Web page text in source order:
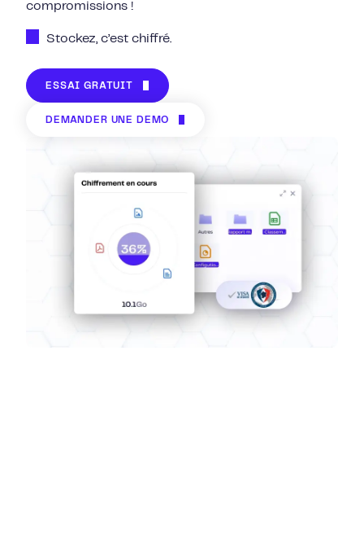
compromissions !
Stockez, c’est chiffré.
ESSAI GRATUIT
DEMANDER UNE DÉMO